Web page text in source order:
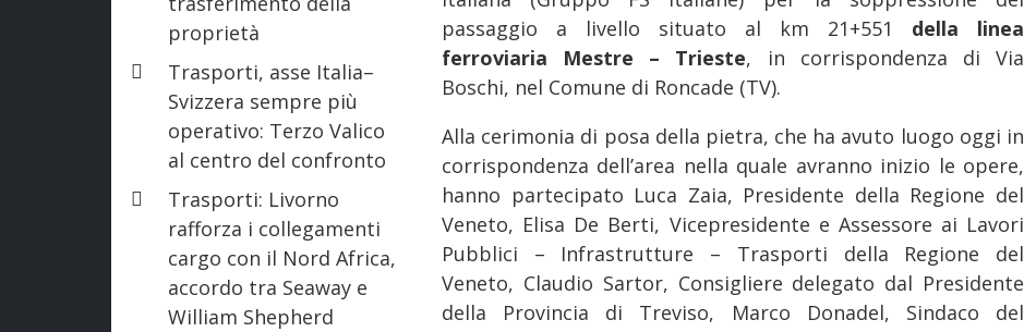
proprietà
Trasporti, asse Italia–
Svizzera sempre più
operativo: Terzo Valico
al centro del confronto
Trasporti: Livorno
rafforza i collegamenti
cargo con il Nord Africa,
accordo tra Seaway e
William Shepherd
passaggio a livello situato al km 21+551 della linea
ferroviaria Mestre – Trieste, in corrispondenza di Via
Boschi, nel Comune di Roncade (TV).
Alla cerimonia di posa della pietra, che ha avuto luogo oggi in
corrispondenza dell’area nella quale avranno inizio le opere,
hanno partecipato Luca Zaia, Presidente della Regione del
Veneto, Elisa De Berti, Vicepresidente e Assessore ai Lavori
Pubblici – Infrastrutture – Trasporti della Regione del
Veneto, Claudio Sartor, Consigliere delegato dal Presidente
della Provincia di Treviso, Marco Donadel, Sindaco del